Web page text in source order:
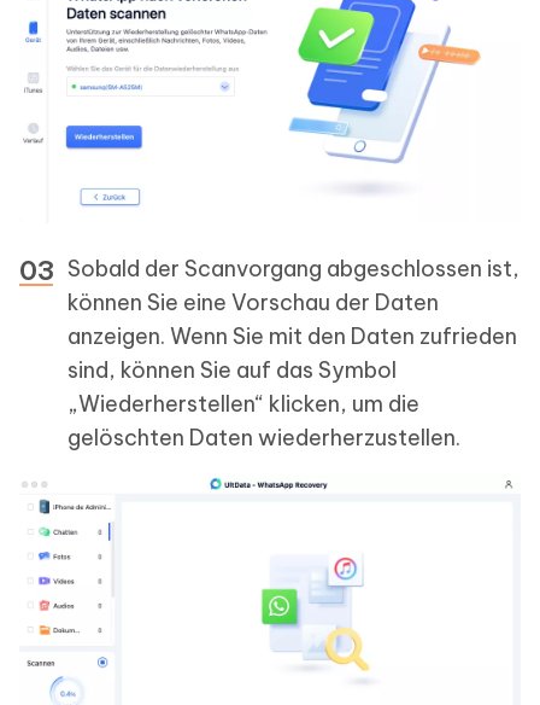
Sobald der Scanvorgang abgeschlossen ist,
können Sie eine Vorschau der Daten
anzeigen. Wenn Sie mit den Daten zufrieden
sind, können Sie auf das Symbol
„Wiederherstellen“ klicken, um die
gelöschten Daten wiederherzustellen.